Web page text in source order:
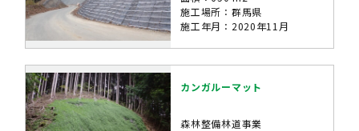
施工場所：群馬県
施工年月：2020年11月
カンガルーマット
森林整備林道事業